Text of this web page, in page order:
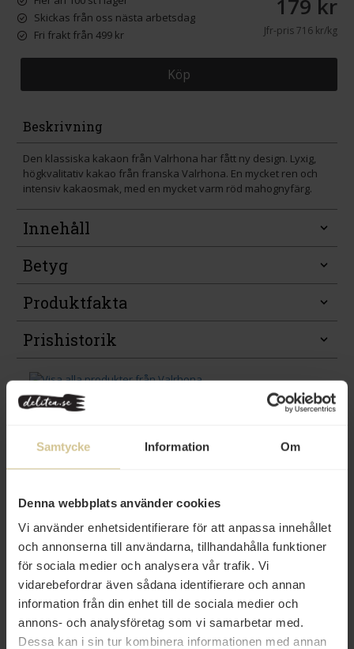
Samtycke Information Om
Denna webbplats använder cookies
Vi använder enhetsidentifierare för att anpassa innehållet
och annonserna till användarna, tillhandahålla funktioner
för sociala medier och analysera vår trafik. Vi
vidarebefordrar även sådana identifierare och annan
information från din enhet till de sociala medier och
annons- och analysföretag som vi samarbetar med.
Dessa kan i sin tur kombinera informationen med annan
Skickas från oss nästa arbetsdag
Fri frakt från 499 kr
179 kr
Jfr-pris716 kr/kg
Köp
Beskrivning
Den klassiska kakaon från Valrhona har fått ny design. Lyxig,
högkvalitativ kakao från franska Valrhona. En mycket ren och
intensiv kakaosmak, med en mycket varm röd mahognyfärg.
Innehåll
Betyg
Produktfakta
Prishistorik
Andra köper även
56 kr
Warbro Kvarn Vetemjöl Bageri
2kg
37 kr
Rizzoli Sardiner i Extra Jungfru
Olivolja 120g